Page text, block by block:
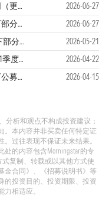
东方红汇享债券型证券投资基金基金合同（更新）
2026-06-27
上海东方证券资产管理有限公司关于旗下部分基金调整业绩比较基准并修订基金合同的公告
2026-06-27
上海东方证券资产管理有限公司 关于旗下部分基金2026年非港股通交易日申购、赎回等业务安排更新的公告
2026-05-21
东方红汇享债券型证券投资基金2026年第1季度报告
2026-04-22
上海东方证券资产管理有限公司关于旗下公募基金在直销平台开展费率优惠活动的公告 2026-04-15
分析和观点不构成投资建议；
。本内容并非买卖任何特定证
过往表现不保证未来结果。
处的内容包含Morningstar的专
式复制、转载或以其他方式使
金合同》、《招募说明书》等
的投资目的、投资期限、投资
相适应。